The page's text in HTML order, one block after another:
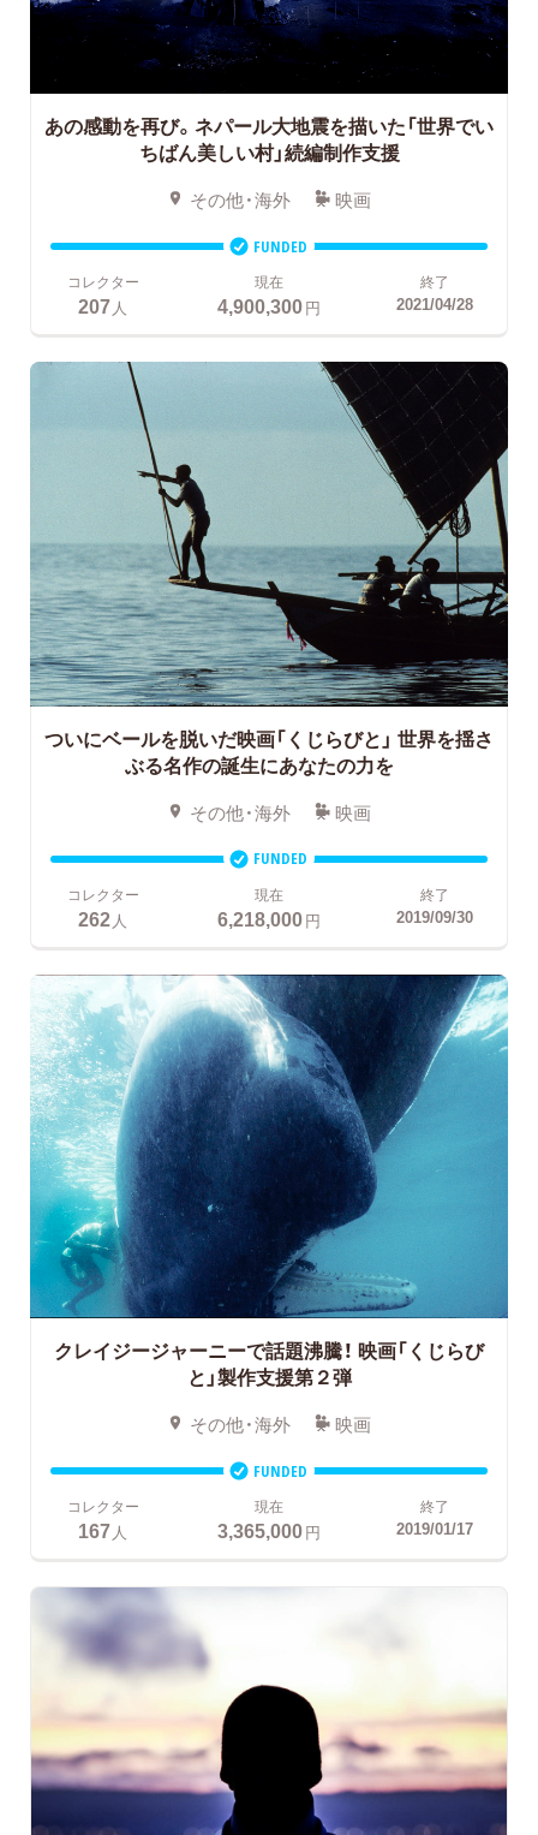
あの感動を再び。ネパール大地震を描いた「世界でい
ちばん美しい村」続編制作支援
その他・海外 映画
FUNDED
コレクター
207人
現在
4,900,300円
終了
2021/04/28
ついにベールを脱いだ映画「くじらびと」 世界を揺さ
ぶる名作の誕生にあなたの力を
その他・海外 映画
FUNDED
コレクター
262 人
現在
6,218,000円
終了
2019/09/30
クレイジージャーニーで話題沸騰！ 映画「くじらび
と」製作支援第２弾
その他・海外 映画
FUNDED
コレクター
167人
現在
3,365,000円
終了
2019/01/17